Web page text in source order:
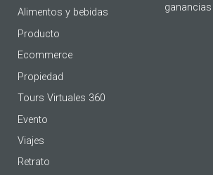
Alimentos y bebidas
Producto
Ecommerce
Propiedad
Tours Virtuales 360
Evento
Viajes
Retrato
ganancias